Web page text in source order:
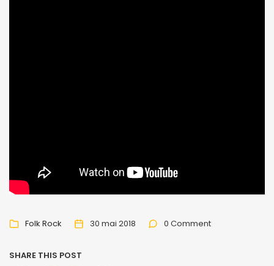
Folk Rock 30 mai 2018 0 Comment
SHARE THIS POST